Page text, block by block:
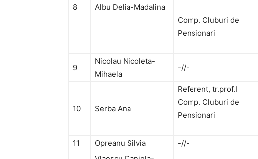
8 Albu Delia-Madalina
Comp. Cluburi de
Pensionari
9
Nicolau Nicoleta-
Mihaela
-//-
10 Serba Ana
Referent, tr.prof.I
Comp. Cluburi de
Pensionari
11 Opreanu Silvia -//-